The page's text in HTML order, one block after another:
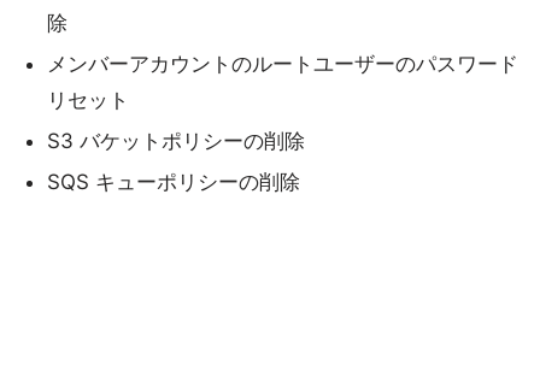
除
メンバーアカウントのルートユーザーのパスワード
リセット
S3 バケットポリシーの削除
SQS キューポリシーの削除